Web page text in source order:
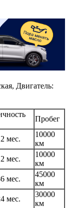
Двигатель:
Пробег
мес.
10000
км
мес.
10000
км
мес.
45000
км
мес.
30000
км